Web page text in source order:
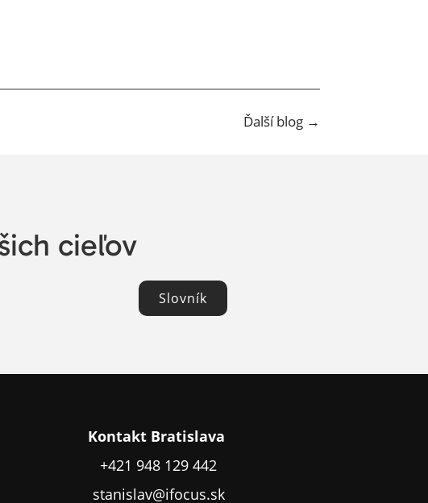
Ďalší blog→
cieľov
Slovník
Kontakt Bratislava
+421 948 129 442
stanislav@ifocus.sk